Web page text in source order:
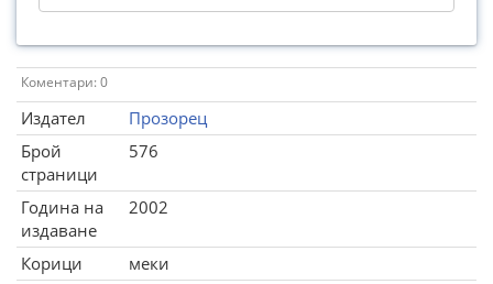
Коментари: 0
Издател
Прозорец
Брой
страници
576
Година на
издаване
2002
Корици
меки